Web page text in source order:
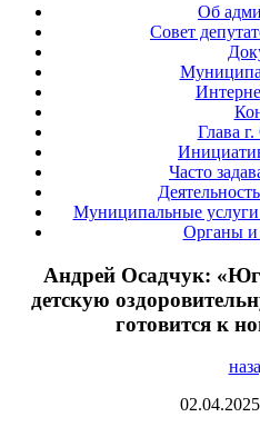
Об
Совет
Глава
Часто
Муниципальные
Органы и
Андрей Осадчук:
детскую
готовится к